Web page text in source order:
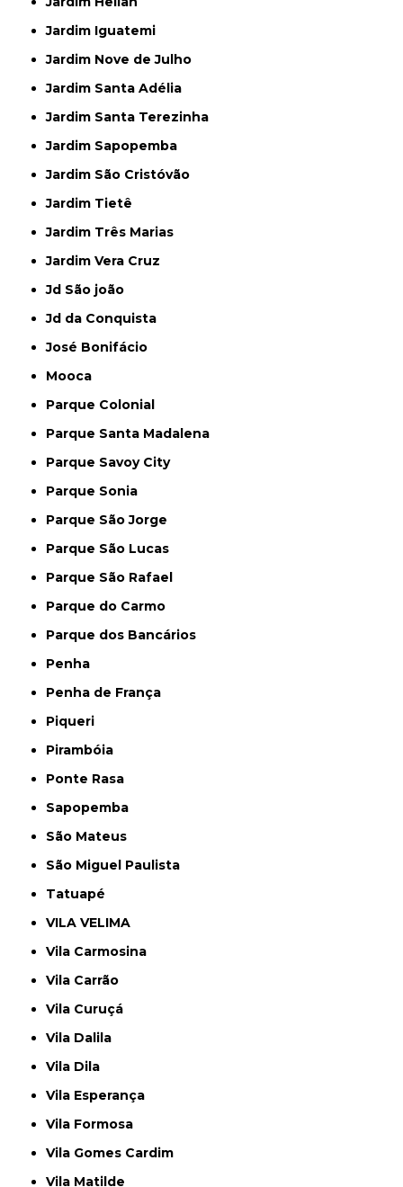
Jardim Iguatemi
Jardim Nove de Julho
Jardim Santa Adélia
Jardim Santa Terezinha
Jardim Sapopemba
Jardim São Cristóvão
Jardim Tietê
Jardim Três Marias
Jardim Vera Cruz
Jd São joão
Jd da Conquista
José Bonifácio
Mooca
Parque Colonial
Parque Santa Madalena
Parque Savoy City
Parque Sonia
Parque São Jorge
Parque São Lucas
Parque São Rafael
Parque do Carmo
Parque dos Bancários
Penha
Penha de França
Piqueri
Pirambóia
Ponte Rasa
Sapopemba
São Mateus
São Miguel Paulista
Tatuapé
VILA VELIMA
Vila Carmosina
Vila Carrão
Vila Curuçá
Vila Dalila
Vila Dila
Vila Esperança
Vila Formosa
Vila Gomes Cardim
Vila Matilde